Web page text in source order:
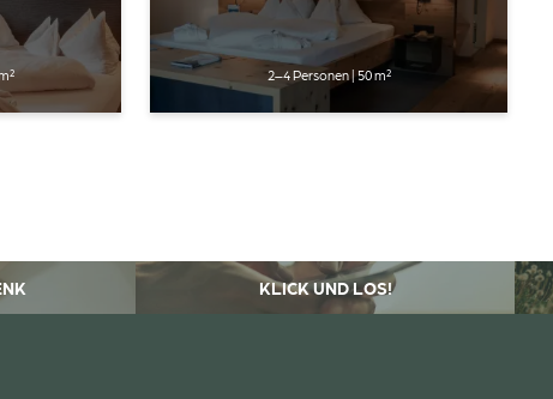
2–4 Personen|50 m²
KLICK UND LOS!